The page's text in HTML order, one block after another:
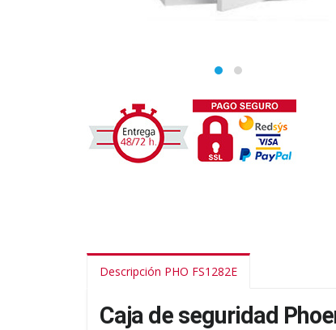
Descripción PHO FS1282E
Caja de seguridad